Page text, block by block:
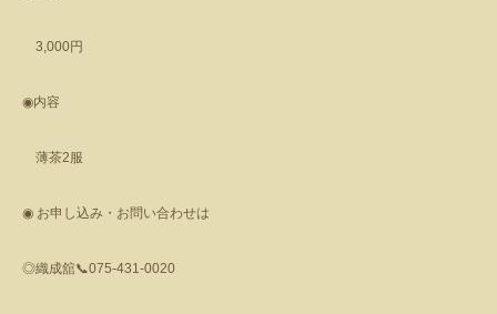
3,000円
◉内容
薄茶2服
◉ お申し込み・お問い合わせは
◎織成舘📞075-431-0020